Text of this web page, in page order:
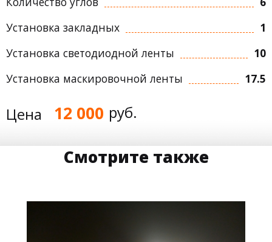
Установка закладных
1
Установка светодиодной ленты
10
Установка маскировочной ленты
17.5
Цена 12 000 руб.
Смотрите также